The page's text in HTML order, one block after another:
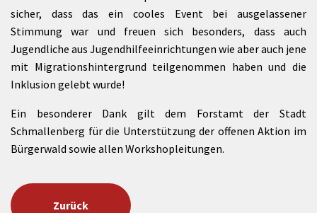
sicher, dass das ein cooles Event bei ausgelassener
Stimmung war und freuen sich besonders, dass auch
Jugendliche aus Jugendhilfeeinrichtungen wie aber auch jene
mit Migrationshintergrund teilgenommen haben und die
Inklusion gelebt wurde!
Ein besonderer Dank gilt dem Forstamt der Stadt
Schmallenberg für die Unterstützung der offenen Aktion im
Bürgerwald sowie allen Workshopleitungen.
Zurück